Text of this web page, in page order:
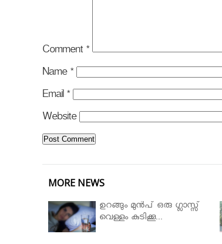
Comment *
Name *
Email *
Website
MORE NEWS
ഉറങ്ങും മുന്‍പ് ഒരു ഗ്ലാസ്സ്
വെള്ളം കുടിക്കൂ...